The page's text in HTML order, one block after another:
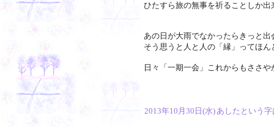
ひたすら旅の無事を祈ることしか出
あの日が大雨でなかったらきっと
そう思うと人と人の「縁」ってほ
日々「一期一会」これからもささ
2013年10月30日(水)あしたという